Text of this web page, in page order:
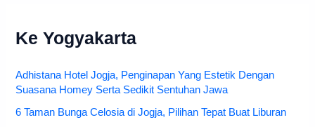
Ke Yogyakarta
Adhistana Hotel Jogja, Penginapan Yang Estetik Dengan
Suasana Homey Serta Sedikit Sentuhan Jawa
6 Taman Bunga Celosia di Jogja, Pilihan Tepat Buat Liburan